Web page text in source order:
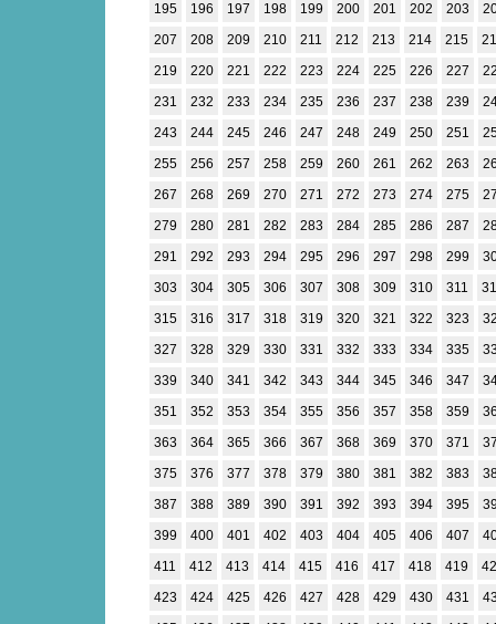
195
196 197 198 199 200 201 202 203
207
208 209 210 211 212 213 214 215
219
220 221 222 223 224 225 226 227
231
232 233 234 235 236 237 238 239
243
244 245 246 247 248 249 250 251
255
256 257 258 259 260 261 262 263
267
268 269 270 271 272 273 274 275
279
280 281 282 283 284 285 286 287
291
292 293 294 295 296 297 298 299
303
304 305 306 307 308 309 310 311
315
316 317 318 319 320 321 322 323
327
328 329 330 331 332 333 334 335
339
340 341 342 343 344 345 346 347
351
352 353 354 355 356 357 358 359
363
364 365 366 367 368 369 370 371
375
376 377 378 379 380 381 382 383
387
388 389 390 391 392 393 394 395
399
400 401 402 403 404 405 406 407
411
412 413 414 415 416 417 418 419
423
424 425 426 427 428 429 430 431